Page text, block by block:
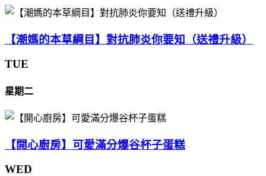
【潮媽的本草綱目】對抗肺炎你要知（送禮升級）
TUE
星期二
【開心廚房】可愛滿分爆谷杯子蛋糕
WED